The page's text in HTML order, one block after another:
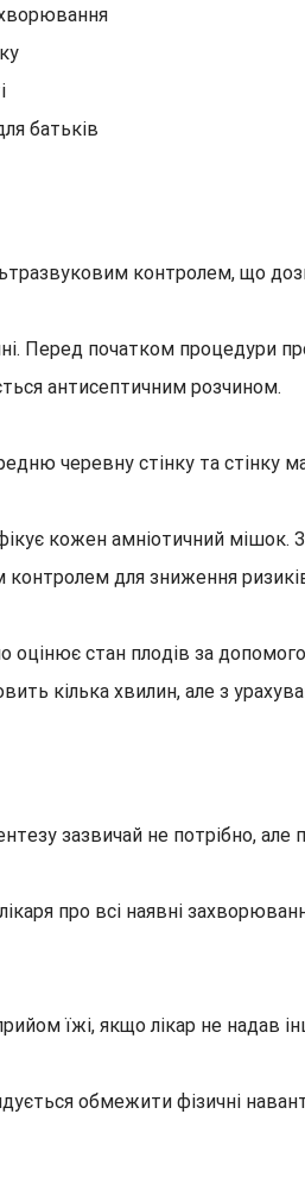
батьків
контролем, що
Перед початком процедури
антисептичним розчином.
черевну стінку та стінку
кожен амніотичний
контролем для зниження
стан плодів за
кілька хвилин, але з
зазвичай не потрібно,
про всі наявні
їжі, якщо лікар не надав
обмежити фізичні